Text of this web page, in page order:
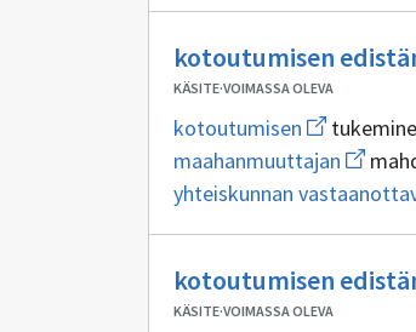
kotoutumisen
KÄSITE·VOIMASSA OLEVA
kotoutumisen Avaa
uuden
ikkunan
sivulle
maahanmuuttajan Avaa
uuden
ikkunan
yhteiskunnan
kotoutumisen
KÄSITE·VOIMASSA OLEVA